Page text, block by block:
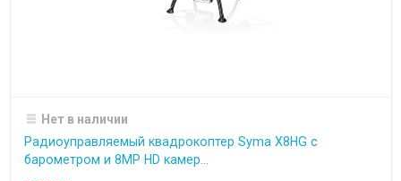
Нет в наличии
Радиоуправляемый квадрокоптер Syma X8HG с
барометром и 8MP HD камер...